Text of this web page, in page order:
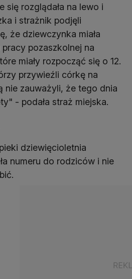
się rozglądała na lewo i
i strażnik podjęli
że dziewczynka miała
pozaszkolnej na
miały rozpocząć się o 12.
przywieźli córkę na
nie zauważyli, że tego dnia
- podała straż miejska.
dziewięcioletnia
numeru do rodziców i nie